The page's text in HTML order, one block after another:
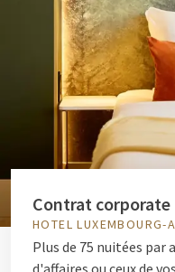
Contrat corporate
HOTEL LUXEMBOURG-
Plus de 75 nuitées par
d'affaires ou ceux de